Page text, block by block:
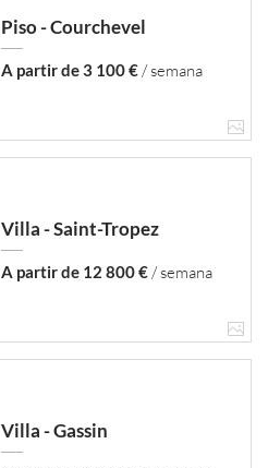
Piso - Courchevel
A partir de 3 100 €/ semana
Villa - Saint-Tropez
A partir de 12 800 €/ semana
Villa - Gassin